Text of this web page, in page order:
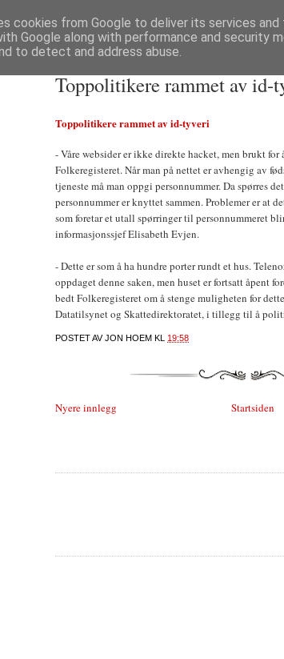
Toppolitikere rammet av id-
Toppolitikere rammet av id-tyveri
- Våre websider er ikke direkte hacket, men brukt for
Folkeregisteret. Når man på nettet er avhengig av
tjeneste må man oppgi personnummer. Da spørres
personnummer er knyttet sammen. Problemer er at
som foretar et utall spørringer til personnummeret
informasjonssjef Elisabeth Evjen.
- Dette er som å ha hundre porter rundt et hus.
oppdaget denne saken, men huset er fortsatt åpent
bedt Folkeregisteret om å stenge muligheten for
Datatilsynet og Skattedirektoratet, i tillegg til å
POSTET AVJON HOEM KL 19:58
Nyere innlegg Startsiden
cookies from Google to deliver its services
Google along with performance and security
to detect and address abuse.